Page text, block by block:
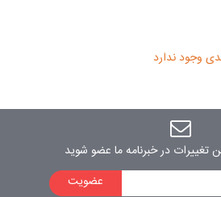
وجود ندارد
تغییرات در خبرنامه ما عضو شوید
عضویت